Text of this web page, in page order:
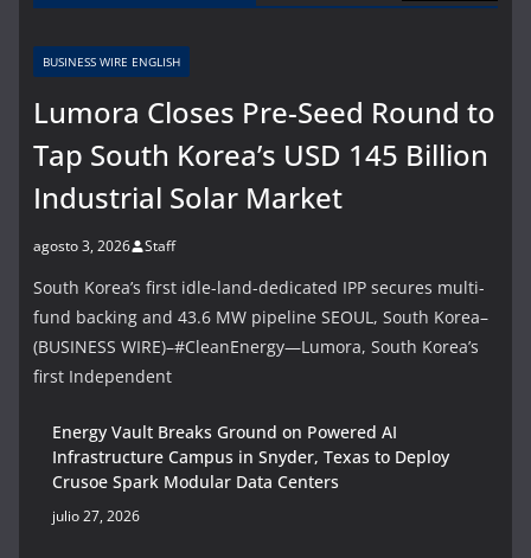
BUSINESS WIRE ENGLISH
Lumora Closes Pre-Seed Round to
Tap South Korea’s USD 145 Billion
Industrial Solar Market
agosto 3, 2026 Staff
South Korea’s first idle-land-dedicated IPP secures multi-
fund backing and 43.6 MW pipeline SEOUL, South Korea–
(BUSINESS WIRE)–#CleanEnergy—Lumora, South Korea’s
first Independent
Energy Vault Breaks Ground on Powered AI
Infrastructure Campus in Snyder, Texas to Deploy
Crusoe Spark Modular Data Centers
julio 27, 2026